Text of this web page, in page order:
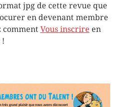
jpg de cette revue que
en devenant membre
comment Vous inscrire en
!